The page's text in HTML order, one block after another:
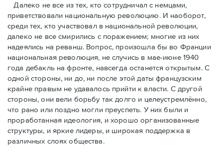
Далеко не все из тех, кто сотрудничал с немцами,
приветствовали национальную революцию. И наоборот,
среди тех, кто участвовал в национальной революции,
далеко не все смирились с поражением; многие из них
надеялись на реванш. Вопрос, произошла бы во Франции
национальная революция, не случись в мае-июне 1940
года дебакль на фронте, навсегда останется открытым. С
одной стороны, ни до, ни после этой даты французским
крайне правым не удавалось прийти к власти. С другой
стороны, они вели борьбу так долго и целеустремлённо,
что рано или поздно могли преуспеть. У них были и
проработанная идеология, и хорошо организованные
структуры, и яркие лидеры, и широкая поддержка в
различных слоях общества.